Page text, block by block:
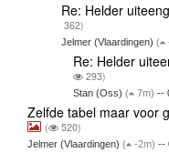
Re: Helder
362)
Jelmer (Vlaardingen)(
Re: Helder
293)
Stan (Oss) ( 7m) --
Zelfde tabel maar voor
( 520)
Jelmer (Vlaardingen) ( -2m) --